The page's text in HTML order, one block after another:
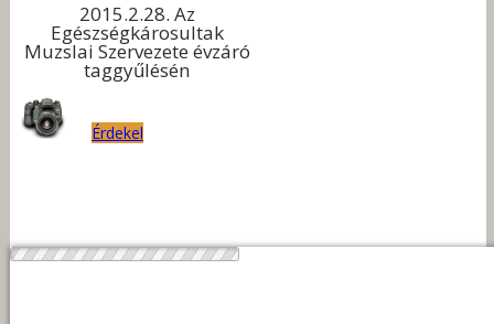
2015.2.28. Az
Egészségkárosultak
Muzslai Szervezete évzáró
taggyűlésén
Érdekel